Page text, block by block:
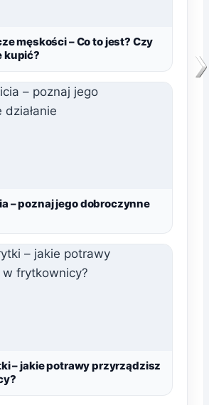
męskości – Co to jest? Czy
kupić?
– poznaj jego dobroczynne
– jakie potrawy przyrządzisz